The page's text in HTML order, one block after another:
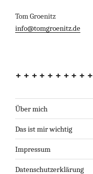
Tom Groenitz
info@tomgroenitz.de
++++++++++
Über mich
Das ist mir wichtig
Impressum
Datenschutzerklärung